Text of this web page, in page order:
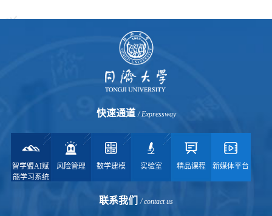
快速通道 / Expressway
智学盟AI赋
能学习系统
风险管理 数学建模 实验室 精品课程 新媒体平台
联系我们 / contact us